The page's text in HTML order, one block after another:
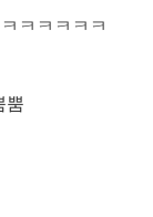
ㅋㅋㅋㅋㅋ
뿜